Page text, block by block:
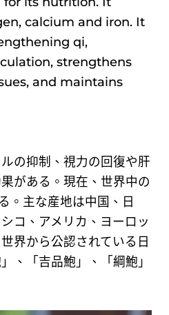
calcium and iron. It
qi,
strengthens
and maintains
の抑制、視力の回復や肝
がある。現在、世界中の
。主な産地は中国、日
コ、アメリカ、ヨーロッ
界から公認されている日
、「吉品鮑」、「綱鮑」